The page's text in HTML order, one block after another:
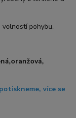
pohybu.
více se